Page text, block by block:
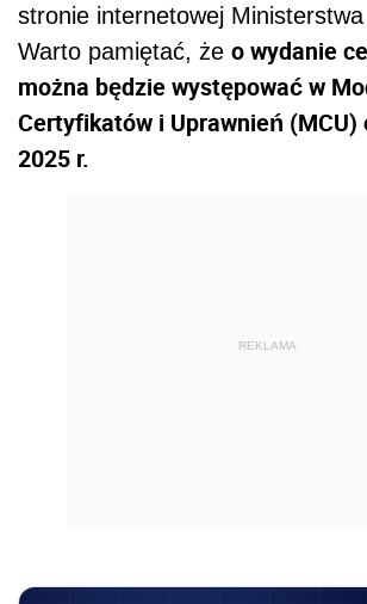
stronie internetowej
Warto pamiętać, że o wydanie
można będzie występować w
Certyfikatów i Uprawnień (MCU)
2025 r.
REKLAMA